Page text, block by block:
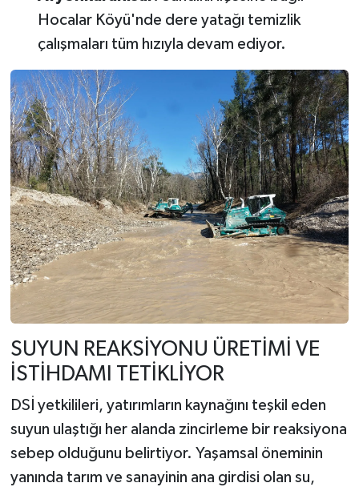
Hocalar Köyü'nde dere yatağı temizlik
çalışmaları tüm hızıyla devam ediyor.
SUYUN REAKSİYONU ÜRETİMİ VE
İSTİHDAMI TETİKLİYOR
DSİ yetkilileri, yatırımların kaynağını teşkil eden
suyun ulaştığı her alanda zincirleme bir reaksiyona
sebep olduğunu belirtiyor. Yaşamsal öneminin
yanında tarım ve sanayinin ana girdisi olan su,